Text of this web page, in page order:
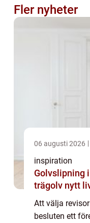
Fler nyheter
06 augusti 2026
inspiration
Golvslipning
trägolv nytt
Att välja
besluten ett